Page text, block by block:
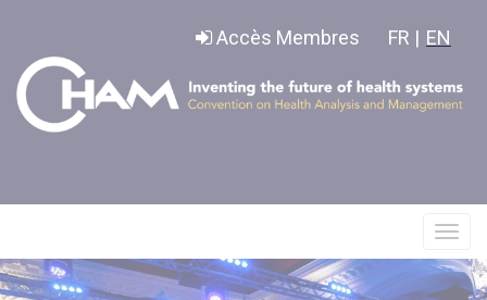
Accès Membres FR | EN
le